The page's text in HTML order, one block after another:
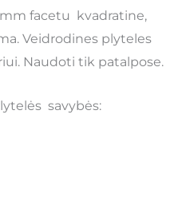
facetu kvadratine,
Veidrodines plyteles
Naudoti tik patalpose.
savybės: